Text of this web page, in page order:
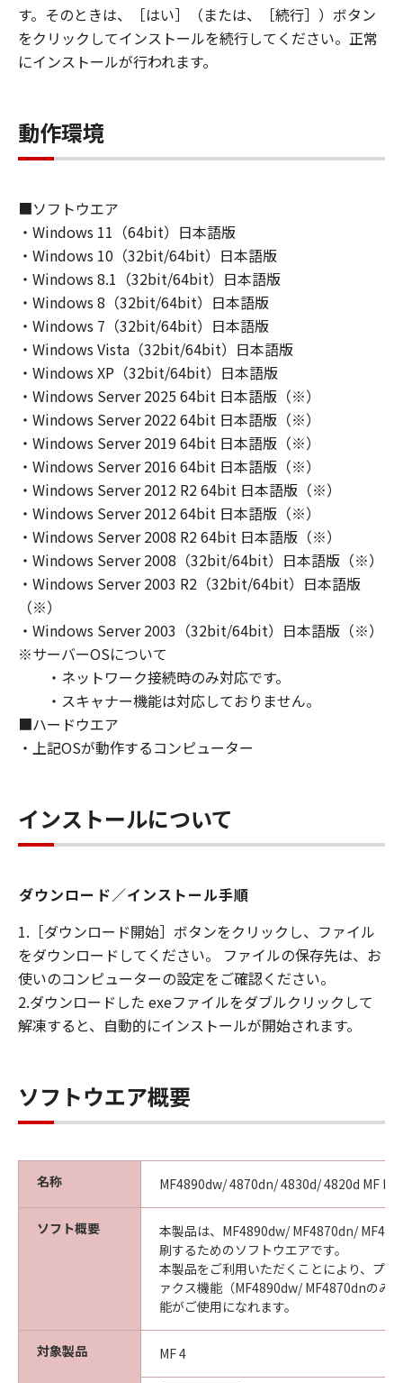
(2) お客様は、「本ソフトウェア」の全部また
は一部を修正、改変、逆コンパイル、逆アセン
ブル、その他リバースエンジニアリング等する
ことはできません。また第三者にこのような行
「本ソフトウェア」に係る権原および所有権
は、その内容によりキヤノンまたはキヤノンの
４．著作権表示
お客様は、「本ソフトウェア」に含まれるキヤ
ノンまたはキヤノンのライセンサーの著作権表
示を変更し、除去しもしくは削除してはなりま
せん。
５．保証の否認・免責
(1) 「本ソフトウェア」は、『現状のまま』の
状態で使用許諾されます。キヤノン、キヤノン
のライセンサー、キヤノンの子会社、キヤノン
の関連会社、それらの販売代理店または販売店
のいずれも、「本ソフトウェア」に関して、商
品性および特定の目的への適合性の保証を含
め、いかなる保証も、明示たると黙示たるとを
問わず一切しないものとします。
(2) キヤノン、キヤノンのライセンサー、キヤノ
ンの子会社、キヤノンの関連会社、それらの販
売代理店または販売店のいずれも、「本ソフト
ウェア」の使用または使用不能から生ずるいか
なる損害（逸失利益およびその他の派生的また
は付随的な損害を含むがこれらに限定されない
全ての損害を言います。）について、適用法で
認められる限り、一切の責任を負わないものと
します。たとえ、キヤノン、キヤノンのライセ
ンサー、キヤノンの子会社、キヤノンの関連会
社、それらの販売代理店または販売店がかかる
損害の可能性について知らされていた場合でも
ンの子会社、キヤノンの関連会社、それらの販
売代理店または販売店のいずれも、「本ソフト
ウェア」、または「本ソフトウェア」の使用に
じたいかなる紛争についても、一切責任を負わ
６．輸出
お客様は、日本国政府または関連する外国政府
より必要な認可等を得ることなしに、「本ソフ
トウェア」の全部または一部を、直接または間
接に輸出してはなりません。
記のボタンをクリックした時点、または「本ソ
フトウェア」をインストールした時点で発効
効に存続します。
(2) お客様は、「本ソフトウェア」およびその
複製物のすべてを廃棄および消去することによ
り、本契約書を終了させることができます。
(3) お客様が本契約書のいずれかの条項に違反
した場合、本契約書は直ちに終了します。
(4) お客様は、上記(3)によって本契約書が終了
した場合、速やかに、「本ソフトウェア」およ
びその複製物のすべてを廃棄または消去するも
のとします。
８．U.S. GOVERNMENT RESTRICTED RIGHTS
す。そのときは、［はい］（または、［続行］）ボタン
をクリックしてインストールを続行してください。正常
にインストールが行われます。
動作環境
■ソフトウエア
・Windows 11（64bit）日本語版
・Windows 10（32bit/64bit）日本語版
・Windows 8.1（32bit/64bit）日本語版
・Windows 8（32bit/64bit）日本語版
・Windows 7（32bit/64bit）日本語版
・Windows Vista（32bit/64bit）日本語版
・Windows XP（32bit/64bit）日本語版
・Windows Server 2025 64bit 日本語版（※）
・Windows Server 2022 64bit 日本語版（※）
・Windows Server 2019 64bit 日本語版（※）
・Windows Server 2016 64bit 日本語版（※）
・Windows Server 2012 R2 64bit 日本語版（※）
・Windows Server 2012 64bit 日本語版（※）
・Windows Server 2008 R2 64bit 日本語版（※）
・Windows Server 2008（32bit/64bit）日本語版（※）
・Windows Server 2003 R2（32bit/64bit）日本語版
（※）
・Windows Server 2003（32bit/64bit）日本語版（※）
※サーバーOSについて
・ネットワーク接続時のみ対応です。
・スキャナー機能は対応しておりません。
■ハードウエア
・上記OSが動作するコンピューター
インストールについて
ダウンロード／インストール手順
1.［ダウンロード開始］ボタンをクリックし、ファイル
をダウンロードしてください。 ファイルの保存先は、お
使いのコンピューターの設定をご確認ください。
2.ダウンロードした exeファイルをダブルクリックして
解凍すると、自動的にインストールが開始されます。
ソフトウエア概要
名称 MF4890dw/ 4870dn/ 4830d/ 4820d MF
ソフト概要
本製品は、MF4890dw/ MF4870dn/
刷するためのソフトウエアです。
本製品をご利用いただくことにより、プリ
ァクス機能（MF4890dw/ MF4870dnのみ
能がご使用になれます。
対象製品 MF 4